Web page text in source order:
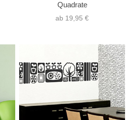
Quadrate
ab 19,95 €